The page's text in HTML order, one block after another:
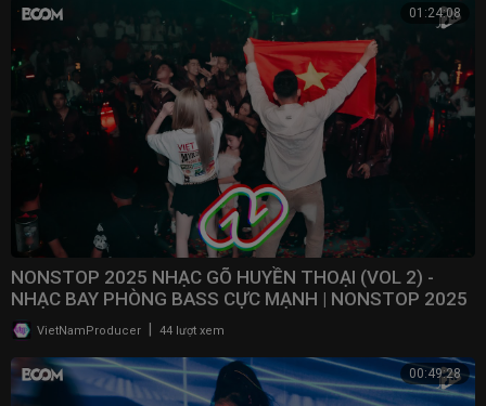
01:24:08
NONSTOP 2025 NHẠC GÕ HUYỀN THOẠI (VOL 2) -
NHẠC BAY PHÒNG BASS CỰC MẠNH | NONSTOP 2025
VINAHOUSE
VietNamProducer 44 lượt xem
00:49:28